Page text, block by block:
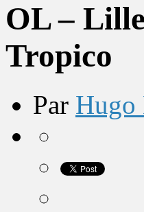
OL –
Tropico
Par Hugo